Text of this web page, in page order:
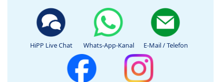
HiPP Live Chat Whats-App-Kanal E-Mail / Telefon